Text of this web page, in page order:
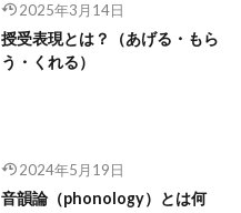
2025年3月14日
授受表現とは？（あげる・もら
う・くれる）
2024年5月19日
音韻論（phonology）とは何